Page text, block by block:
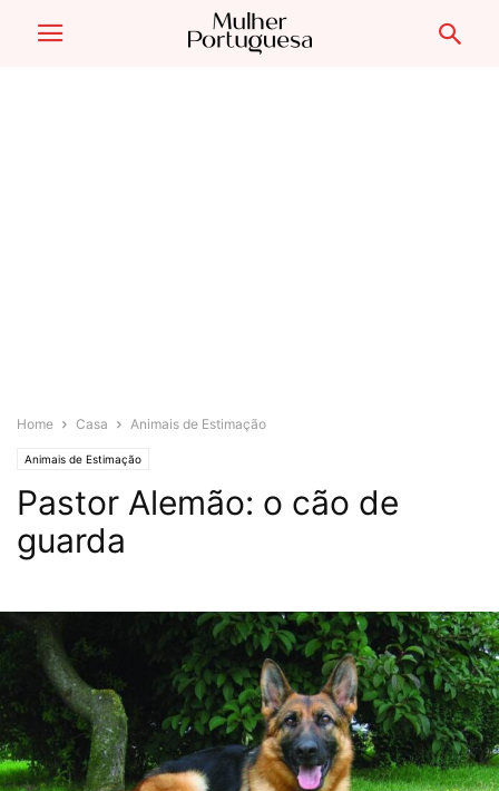
Home Casa Animais de Estimação
Animais de Estimação
Pastor Alemão: o cão de
guarda